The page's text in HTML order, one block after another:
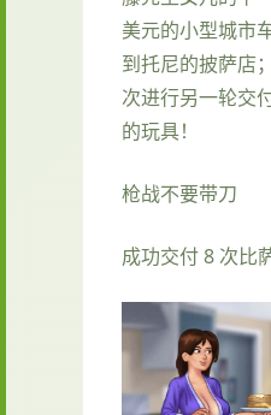
美元的小型城市
到托尼的披萨店
次进行另一轮交
的玩具！
枪战不要带刀
成功交付 8 次比